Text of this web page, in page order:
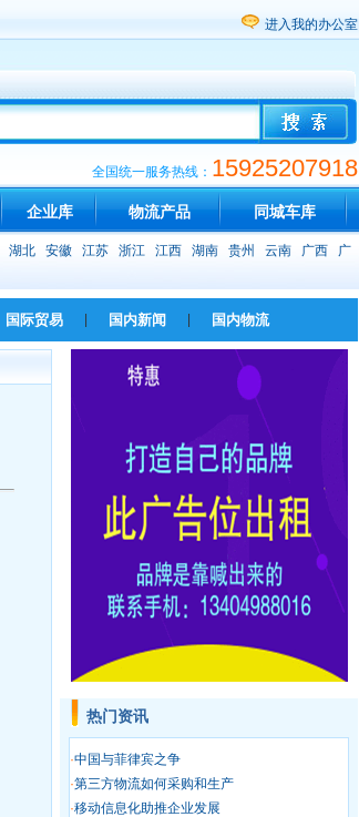
进入我的办公室
全国统一服务热线： 15925207918
企业库 物流产品 同城车库
湖北 安徽 江苏 浙江 江西 湖南 贵州 云南 广西
广
国际贸易 国内新闻 国内物流
热门资讯
·中国与菲律宾之争
·第三方物流如何采购和生产
·移动信息化助推企业发展